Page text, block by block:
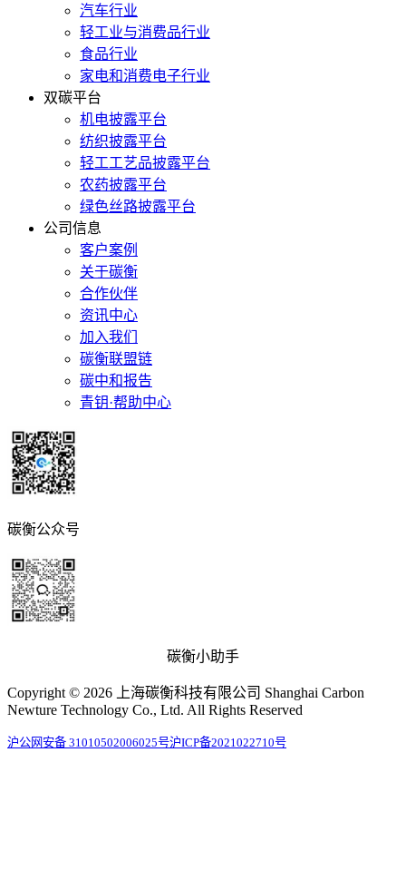
汽车行业
轻工业与消费品行业
食品行业
家电和消费电子行业
双碳平台
机电披露平台
纺织披露平台
轻工工艺品披露平台
农药披露平台
绿色丝路披露平台
公司信息
客户案例
关于碳衡
合作伙伴
资讯中心
加入我们
碳衡联盟链
碳中和报告
青钥·帮助中心
碳衡公众号
碳衡小助手
Copyright © 2026 上海碳衡科技有限公司 Shanghai Carbon
Newture Technology Co., Ltd. All Rights Reserved
沪公网安备 31010502006025号沪ICP备2021022710号